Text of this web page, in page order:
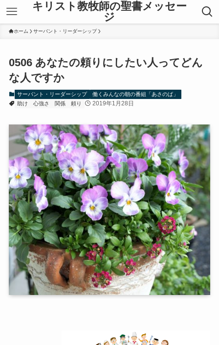
キリスト教牧師の聖書メッセー
ジ
ホーム サーバント・リーダーシップ
0506 あなたの頼りにしたい人ってどん
な人ですか
サーバント・リーダーシップ
働くみんなの朝の番組「あさのば」
助け
心強さ 関係 頼り 2019年1月28日